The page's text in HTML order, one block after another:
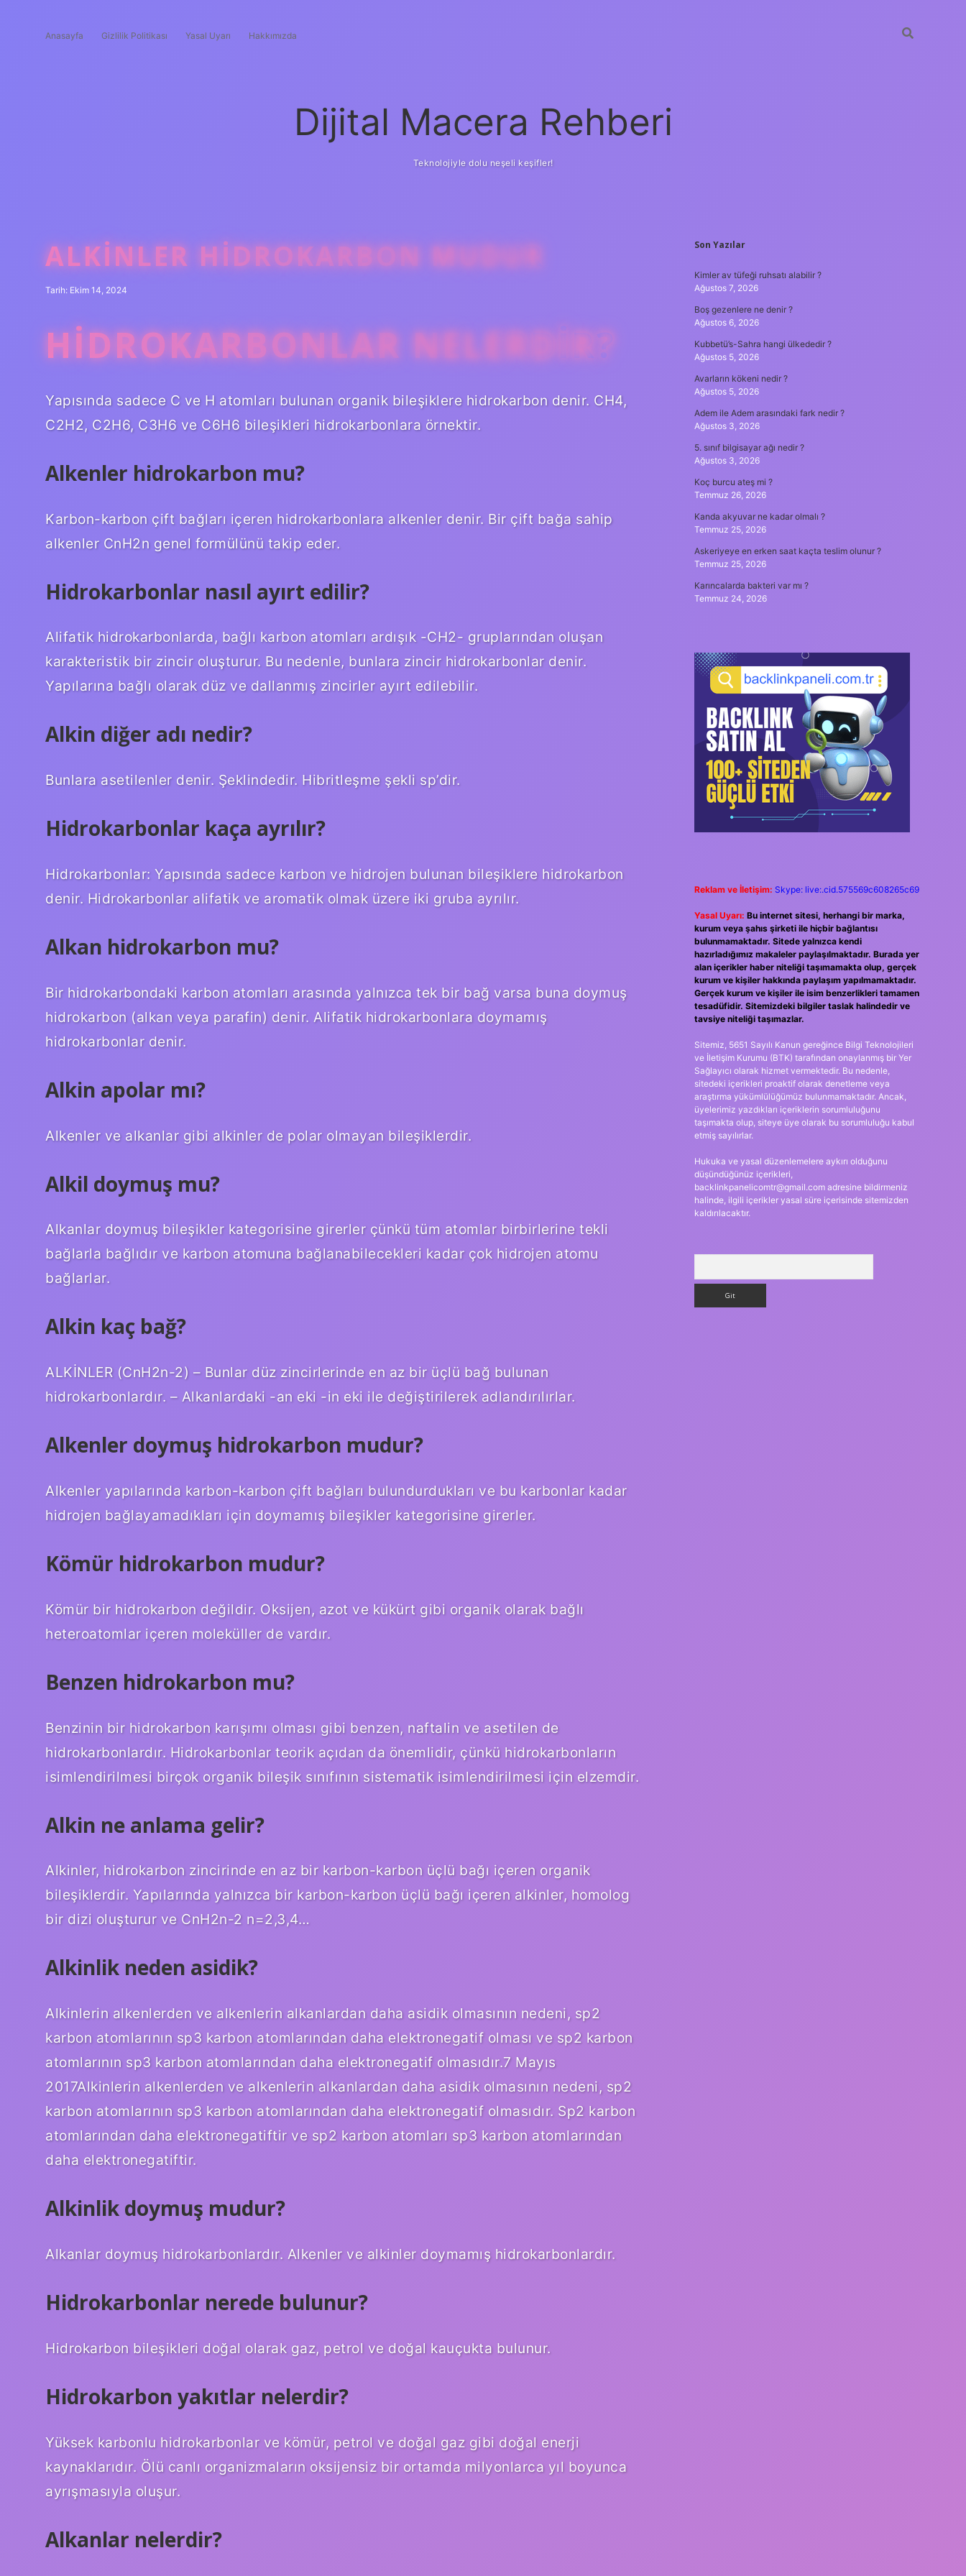
Anasayfa Gizlilik Politikası Yasal Uyarı Hakkımızda
Dijital Macera Rehberi
Teknolojiyle dolu neşeli keşifler!
ALKINLER HIDROKARBON MUDUR
Tarih: Ekim 14, 2024
HIDROKARBONLAR NELERDIR?
Yapısında sadece C ve H atomları bulunan organik bileşiklere hidrokarbon denir. CH4,
C2H2, C2H6, C3H6 ve C6H6 bileşikleri hidrokarbonlara örnektir.
Alkenler hidrokarbon mu?
Karbon-karbon çift bağları içeren hidrokarbonlara alkenler denir. Bir çift bağa sahip
alkenler CnH2n genel formülünü takip eder.
Hidrokarbonlar nasıl ayırt edilir?
Alifatik hidrokarbonlarda, bağlı karbon atomları ardışık -CH2- gruplarından oluşan
karakteristik bir zincir oluşturur. Bu nedenle, bunlara zincir hidrokarbonlar denir.
Yapılarına bağlı olarak düz ve dallanmış zincirler ayırt edilebilir.
Alkin diğer adı nedir?
Bunlara asetilenler denir. Şeklindedir. Hibritleşme şekli sp’dir.
Hidrokarbonlar kaça ayrılır?
Hidrokarbonlar: Yapısında sadece karbon ve hidrojen bulunan bileşiklere hidrokarbon
denir. Hidrokarbonlar alifatik ve aromatik olmak üzere iki gruba ayrılır.
Alkan hidrokarbon mu?
Bir hidrokarbondaki karbon atomları arasında yalnızca tek bir bağ varsa buna doymuş
hidrokarbon (alkan veya parafin) denir. Alifatik hidrokarbonlara doymamış
hidrokarbonlar denir.
Alkin apolar mı?
Alkenler ve alkanlar gibi alkinler de polar olmayan bileşiklerdir.
Alkil doymuş mu?
Alkanlar doymuş bileşikler kategorisine girerler çünkü tüm atomlar birbirlerine tekli
bağlarla bağlıdır ve karbon atomuna bağlanabilecekleri kadar çok hidrojen atomu
bağlarlar.
Alkin kaç bağ?
ALKİNLER (CnH2n-2) – Bunlar düz zincirlerinde en az bir üçlü bağ bulunan
hidrokarbonlardır. – Alkanlardaki -an eki -in eki ile değiştirilerek adlandırılırlar.
Alkenler doymuş hidrokarbon mudur?
Alkenler yapılarında karbon-karbon çift bağları bulundurdukları ve bu karbonlar kadar
hidrojen bağlayamadıkları için doymamış bileşikler kategorisine girerler.
Kömür hidrokarbon mudur?
Kömür bir hidrokarbon değildir. Oksijen, azot ve kükürt gibi organik olarak bağlı
heteroatomlar içeren moleküller de vardır.
Benzen hidrokarbon mu?
Benzinin bir hidrokarbon karışımı olması gibi benzen, naftalin ve asetilen de
hidrokarbonlardır. Hidrokarbonlar teorik açıdan da önemlidir, çünkü hidrokarbonların
isimlendirilmesi birçok organik bileşik sınıfının sistematik isimlendirilmesi için elzemdir.
Alkin ne anlama gelir?
Alkinler, hidrokarbon zincirinde en az bir karbon-karbon üçlü bağı içeren organik
bileşiklerdir. Yapılarında yalnızca bir karbon-karbon üçlü bağı içeren alkinler, homolog
bir dizi oluşturur ve CnH2n-2 n=2,3,4…
Alkinlik neden asidik?
Alkinlerin alkenlerden ve alkenlerin alkanlardan daha asidik olmasının nedeni, sp2
karbon atomlarının sp3 karbon atomlarından daha elektronegatif olması ve sp2 karbon
atomlarının sp3 karbon atomlarından daha elektronegatif olmasıdır.7 Mayıs
2017Alkinlerin alkenlerden ve alkenlerin alkanlardan daha asidik olmasının nedeni, sp2
karbon atomlarının sp3 karbon atomlarından daha elektronegatif olmasıdır. Sp2 karbon
atomlarından daha elektronegatiftir ve sp2 karbon atomları sp3 karbon atomlarından
daha elektronegatiftir.
Alkinlik doymuş mudur?
Alkanlar doymuş hidrokarbonlardır. Alkenler ve alkinler doymamış hidrokarbonlardır.
Hidrokarbonlar nerede bulunur?
Hidrokarbon bileşikleri doğal olarak gaz, petrol ve doğal kauçukta bulunur.
Hidrokarbon yakıtlar nelerdir?
Yüksek karbonlu hidrokarbonlar ve kömür, petrol ve doğal gaz gibi doğal enerji
kaynaklarıdır. Ölü canlı organizmaların oksijensiz bir ortamda milyonlarca yıl boyunca
ayrışmasıyla oluşur.
Alkanlar nelerdir?
SIDEBAR
Son Yazılar
Kimler av tüfeği ruhsatı alabilir ?
Ağustos 7, 2026
Boş gezenlere ne denir ?
Ağustos 6, 2026
Kubbetü’s-Sahra hangi ülkededir ?
Ağustos 5, 2026
Avarların kökeni nedir ?
Ağustos 5, 2026
Adem ile Adem arasındaki fark nedir ?
Ağustos 3, 2026
5. sınıf bilgisayar ağı nedir ?
Ağustos 3, 2026
Koç burcu ateş mi ?
Temmuz 26, 2026
Kanda akyuvar ne kadar olmalı ?
Temmuz 25, 2026
Askeriyeye en erken saat kaçta teslim olunur ?
Temmuz 25, 2026
Karıncalarda bakteri var mı ?
Temmuz 24, 2026
Reklam ve İletişim: Skype: live:.cid.575569c608265c69
Yasal Uyarı: Bu internet sitesi, herhangi bir marka,
kurum veya şahıs şirketi ile hiçbir bağlantısı
bulunmamaktadır. Sitede yalnızca kendi
hazırladığımız makaleler paylaşılmaktadır. Burada yer
alan içerikler haber niteliği taşımamakta olup, gerçek
kurum ve kişiler hakkında paylaşım yapılmamaktadır.
Gerçek kurum ve kişiler ile isim benzerlikleri tamamen
tesadüfidir. Sitemizdeki bilgiler taslak halindedir ve
tavsiye niteliği taşımazlar.
Sitemiz, 5651 Sayılı Kanun gereğince Bilgi Teknolojileri
ve İletişim Kurumu (BTK) tarafından onaylanmış bir Yer
Sağlayıcı olarak hizmet vermektedir. Bu nedenle,
sitedeki içerikleri proaktif olarak denetleme veya
araştırma yükümlülüğümüz bulunmamaktadır. Ancak,
üyelerimiz yazdıkları içeriklerin sorumluluğunu
taşımakta olup, siteye üye olarak bu sorumluluğu kabul
etmiş sayılırlar.
Hukuka ve yasal düzenlemelere aykırı olduğunu
düşündüğünüz içerikleri,
backlinkpanelicomtr@gmail.comadresine bildirmeniz
halinde, ilgili içerikler yasal süre içerisinde sitemizden
kaldırılacaktır.